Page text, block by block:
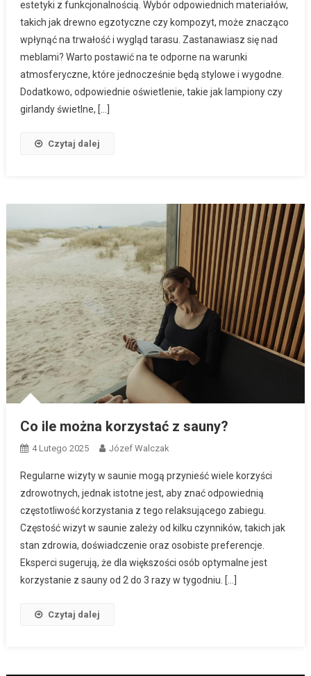
estetyki z funkcjonalnością. Wybór odpowiednich materiałów,
takich jak drewno egzotyczne czy kompozyt, może znacząco
wpłynąć na trwałość i wygląd tarasu. Zastanawiasz się nad
meblami? Warto postawić na te odporne na warunki
atmosferyczne, które jednocześnie będą stylowe i wygodne.
Dodatkowo, odpowiednie oświetlenie, takie jak lampiony czy
girlandy świetlne, […]
Czytaj dalej
Co ile można korzystać z sauny?
4 Lutego 2025 Józef Walczak
Regularne wizyty w saunie mogą przynieść wiele korzyści
zdrowotnych, jednak istotne jest, aby znać odpowiednią
częstotliwość korzystania z tego relaksującego zabiegu.
Częstość wizyt w saunie zależy od kilku czynników, takich jak
stan zdrowia, doświadczenie oraz osobiste preferencje.
Eksperci sugerują, że dla większości osób optymalne jest
korzystanie z sauny od 2 do 3 razy w tygodniu. […]
Czytaj dalej